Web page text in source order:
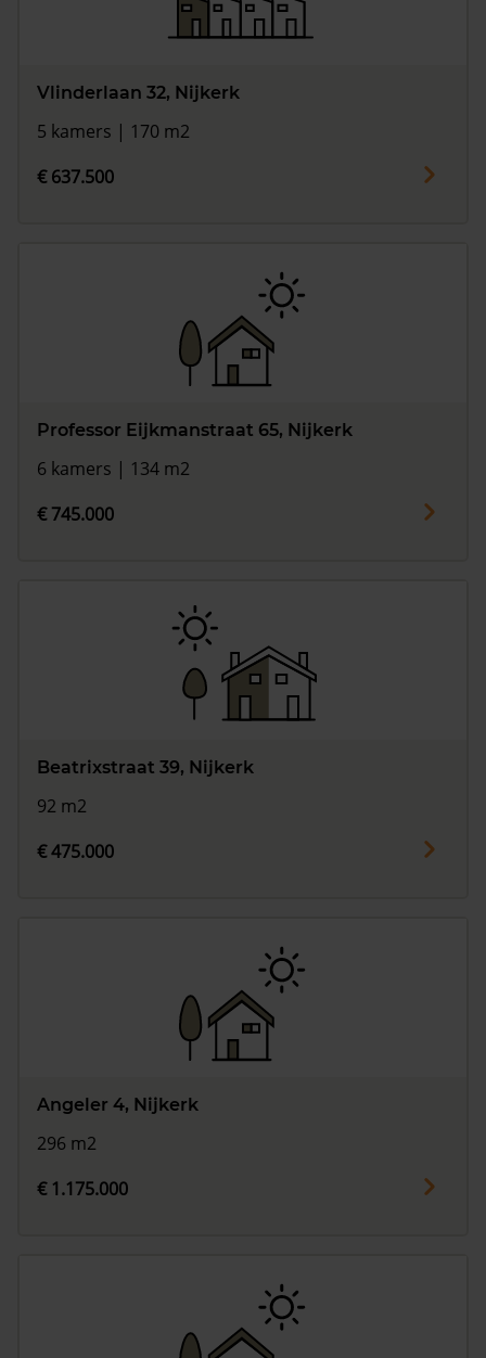
Vlinderlaan 32, Nijkerk
5 kamers | 170 m2
€ 637.500
Professor Eijkmanstraat 65, Nijkerk
6 kamers | 134 m2
€ 745.000
Beatrixstraat 39, Nijkerk
92 m2
€ 475.000
Angeler 4, Nijkerk
296 m2
€ 1.175.000